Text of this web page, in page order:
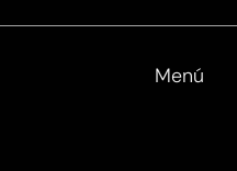
Menú